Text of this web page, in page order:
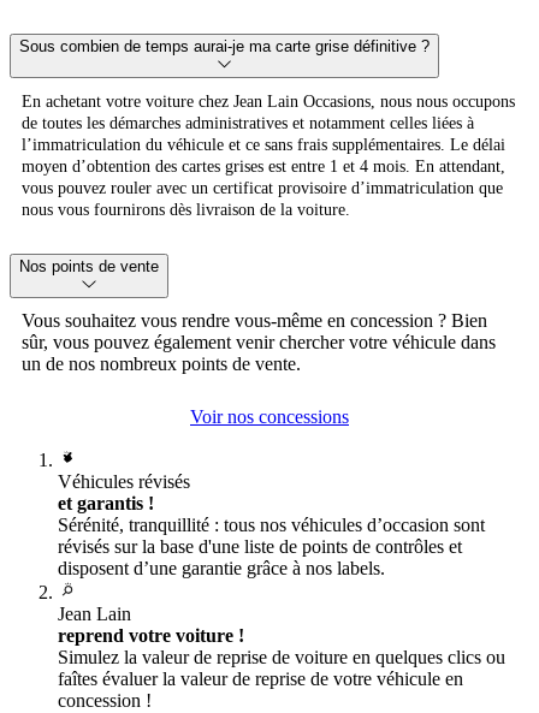
Sous combien de temps aurai-je ma carte grise définitive ?
En achetant votre voiture chez Jean Lain Occasions, nous nous occupons
de toutes les démarches administratives et notamment celles liées à
l’immatriculation du véhicule et ce sans frais supplémentaires. Le délai
moyen d’obtention des cartes grises est entre 1 et 4 mois. En attendant,
vous pouvez rouler avec un certificat provisoire d’immatriculation que
nous vous fournirons dès livraison de la voiture.
Nos points de vente
Vous souhaitez vous rendre vous-même en concession ? Bien
sûr, vous pouvez également venir chercher votre véhicule dans
un de nos nombreux points de vente.
Voir nos concessions
Véhicules révisés
et garantis !
Sérénité, tranquillité : tous nos véhicules d’occasion sont
révisés sur la base d'une liste de points de contrôles et
disposent d’une garantie grâce à nos labels.
Jean Lain
reprend votre voiture !
Simulez la valeur de reprise de voiture en quelques clics ou
faîtes évaluer la valeur de reprise de votre véhicule en
concession !